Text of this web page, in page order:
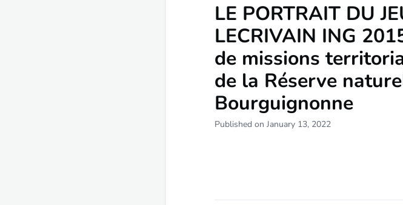
LE PORTRAIT DU
LECRIVAIN ING
de missions
de la Réserve
Bourguignonne
Published on January 13, 2022